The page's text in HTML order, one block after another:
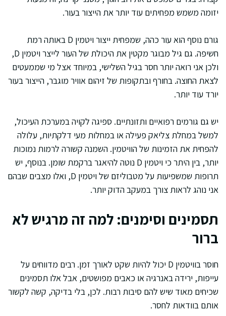
יזומה משמש מפחיתים עוד יותר את הייצור בעור.
גורם נוסף הוא עור כהה, שמפחית ייצור ויטמין D באותה רמת
חשיפה. גם גיל מבוגר מקטין את היכולת של העור לייצר ויטמין D,
ולכן אני רואה יותר חסר בגיל השלישי, במיוחד אצל מי שממעטים
לצאת החוצה. בחורף ובתקופות של זיהום אוויר מוגבר, הייצור בעור
יורד עוד יותר.
יש גם גורמים רפואיים ותזונתיים. ספיגה לקויה במערכת העיכול,
למשל במחלת צליאק פעילה או במחלות מעי דלקתיות, עלולה
להפחית את הזמינות של הוויטמין. השמנה קשורה לרמות נמוכות
יותר, בין היתר כי ויטמין D נוטה להיאגר ברקמת שומן. בנוסף, יש
תרופות שמשפיעות על מטבוליזם של ויטמין D, ואלו מצבים שבהם
אני נוהג לראות צורך במעקב הדוק יותר.
תסמינים וסימנים: למה זה מרגיש לא
ברור
חוסר בוויטמין D יכול להיות שקט לאורך זמן. רבים מדווחים על
עייפות, ירידה באנרגיה או כאבים מפושטים, אבל אלו תסמינים
שכיחים מאוד שיש להם סיבות רבות. לכן, בלי בדיקה, קשה לקשור
אותם בוודאות לחסר.